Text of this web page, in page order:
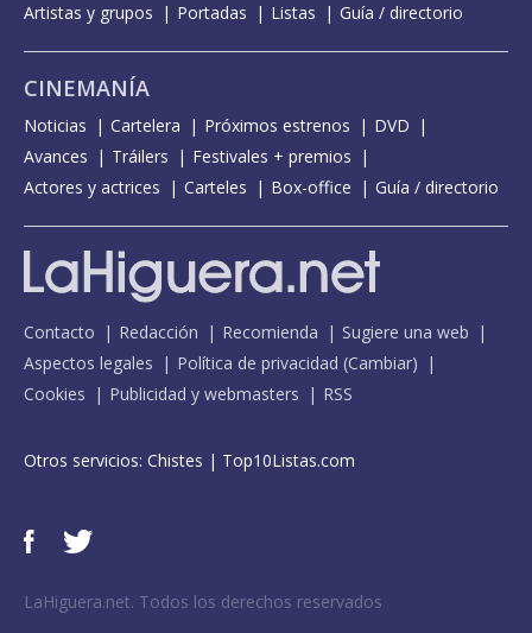
Artistas y grupos
Portadas Listas Guía / directorio
CINEMANÍA
Noticias Cartelera Próximos estrenos
DVD
Avances
Tráilers
Festivales + premios
Actores y actrices
Carteles Box-office Guía / directorio
Contacto Redacción Recomienda
Sugiere una web
Aspectos legales
Política de privacidad (Cambiar)
Cookies
Publicidad y webmasters RSS
Otros servicios: Chistes | Top10Listas.com
LaHiguera.net. Todos los derechos reservados